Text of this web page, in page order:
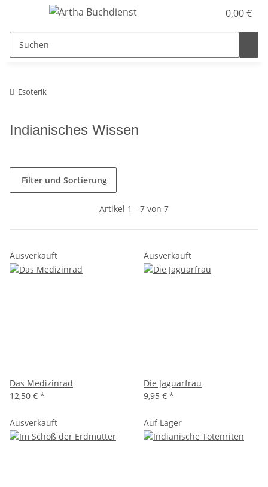
0,00 €
Esoterik
Indianisches Wissen
Filter und Sortierung
Artikel 1 - 7 von 7
Ausverkauft
Das Medizinrad
12,50 € *
Ausverkauft
Die Jaguarfrau
9,95 € *
Ausverkauft Auf Lager